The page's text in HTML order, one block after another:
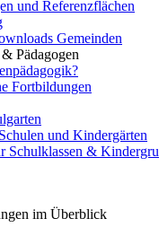
und Referenzflächen
Gemeinden
Pädagogen
Fortbildungen
und Kindergärten
Schulklassen &
im Überblick